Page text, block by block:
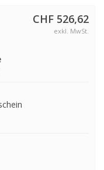
CHF 526,62
exkl. MwSt.